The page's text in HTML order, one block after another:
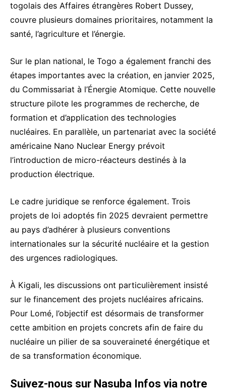
togolais des Affaires étrangères Robert Dussey,
couvre plusieurs domaines prioritaires, notamment la
santé, l’agriculture et l’énergie.
Sur le plan national, le Togo a également franchi des
étapes importantes avec la création, en janvier 2025,
du Commissariat à l’Énergie Atomique. Cette nouvelle
structure pilote les programmes de recherche, de
formation et d’application des technologies
nucléaires. En parallèle, un partenariat avec la société
américaine Nano Nuclear Energy prévoit
l’introduction de micro-réacteurs destinés à la
production électrique.
Le cadre juridique se renforce également. Trois
projets de loi adoptés fin 2025 devraient permettre
au pays d’adhérer à plusieurs conventions
internationales sur la sécurité nucléaire et la gestion
des urgences radiologiques.
À Kigali, les discussions ont particulièrement insisté
sur le financement des projets nucléaires africains.
Pour Lomé, l’objectif est désormais de transformer
cette ambition en projets concrets afin de faire du
nucléaire un pilier de sa souveraineté énergétique et
de sa transformation économique.
Suivez-nous sur Nasuba Infos via notre